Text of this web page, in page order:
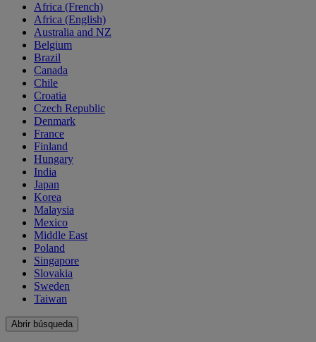
Africa (French)
Africa (English)
Australia and NZ
Belgium
Brazil
Canada
Chile
Croatia
Czech Republic
Denmark
France
Finland
Hungary
India
Japan
Korea
Malaysia
Mexico
Middle East
Poland
Singapore
Slovakia
Sweden
Taiwan
Abrir búsqueda